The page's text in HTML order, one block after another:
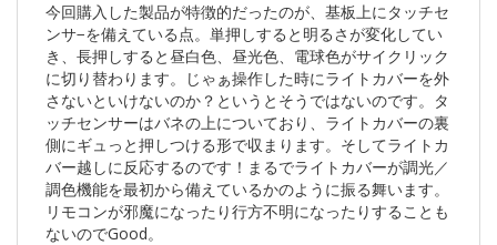
今回購入した製品が特徴的だったのが、基板上にタッチセ
ンサ−を備えている点。単押しすると明るさが変化してい
き、長押しすると昼白色、昼光色、電球色がサイクリック
に切り替わります。じゃぁ操作した時にライトカバーを外
さないといけないのか？というとそうではないのです。タ
ッチセンサーはバネの上についており、ライトカバーの裏
側にギュっと押しつける形で収まります。そしてライトカ
バー越しに反応するのです！まるでライトカバーが調光／
調色機能を最初から備えているかのように振る舞います。
リモコンが邪魔になったり行方不明になったりすることも
ないのでGood。